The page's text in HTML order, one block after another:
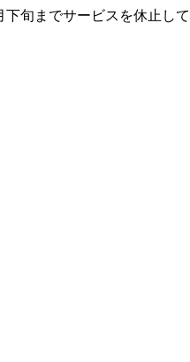
旬までサービスを休止し